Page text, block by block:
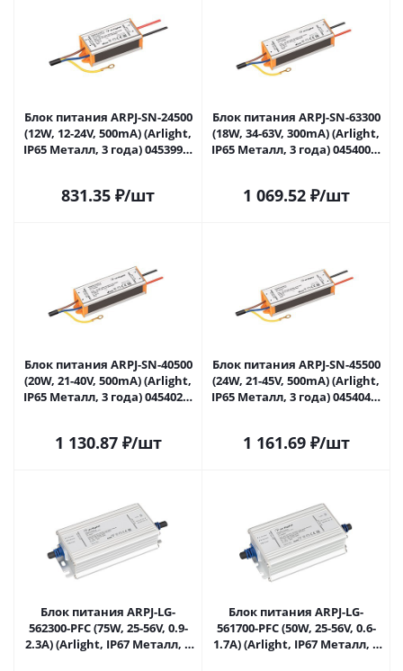
Блок питания ARPJ-SN-24500
(12W, 12-24V, 500mA) (Arlight,
IP65 Металл, 3 года) 045399 в
831.35 ₽/шт
Блок питания ARPJ-SN-63300
(18W, 34-63V, 300mA) (Arlight,
IP65 Металл, 3 года) 045400 в
1 069.52₽/шт
Блок питания ARPJ-SN-40500
(20W, 21-40V, 500mA) (Arlight,
IP65 Металл, 3 года) 045402 в
1 130.87₽/шт
Блок питания ARPJ-SN-45500
(24W, 21-45V, 500mA) (Arlight,
IP65 Металл, 3 года) 045404 в
1 161.69₽/шт
Блок питания ARPJ-LG-
562300-PFC (75W, 25-56V, 0.9-
2.3A) (Arlight, IP67 Металл, 5
Блок питания ARPJ-LG-
561700-PFC (50W, 25-56V, 0.6-
1.7A) (Arlight, IP67 Металл, 5